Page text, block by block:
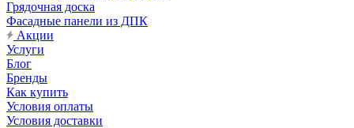
Грядочная доска
Фасадные панели из ДПК
Акции
Услуги
Блог
Бренды
Как купить
Условия оплаты
Условия доставки